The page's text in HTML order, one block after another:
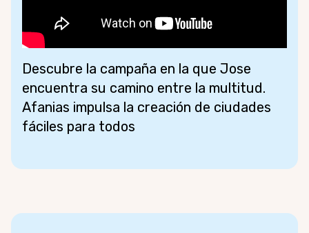
Descubre la campaña en la que Jose
encuentra su camino entre la multitud.
Afanias impulsa la creación de ciudades
fáciles para todos